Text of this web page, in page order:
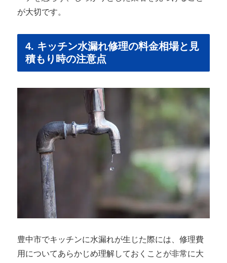
が大切です。
4. キッチン水漏れ修理の料金相場と見
積もり時の注意点
豊中市でキッチンに水漏れが生じた際には、修理費
用についてあらかじめ理解しておくことが非常に大